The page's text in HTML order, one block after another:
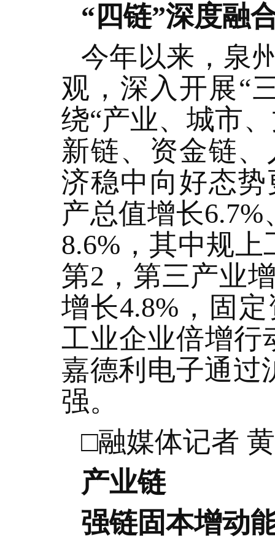
“四链”深度融
今年以来，泉
观，深入开展“
绕“产业、城市
新链、资金链
济稳中向好态
产总值增长
8.6%，其中规
第2，第三产业
增长4.8%，固
工业企业倍增行
嘉德利电子通过
强。
□融媒体记者
产业链
强链固本增动